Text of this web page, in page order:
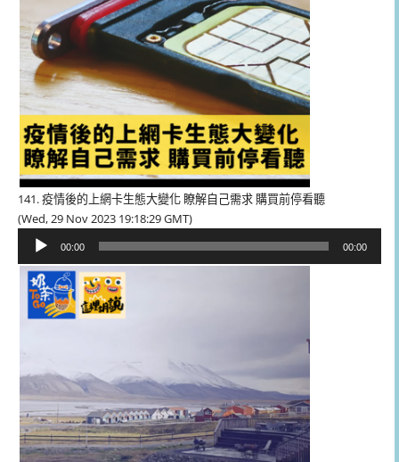
141. 疫情後的上網卡生態大變化 瞭解自己需求 購買前停看聽
(Wed, 29 Nov 2023 19:18:29 GMT)
播
器
00:00 00:00